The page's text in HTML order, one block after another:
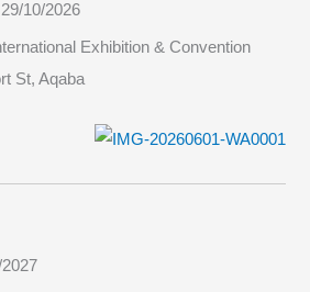
29/10/2026
Exhibition & Convention
St, Aqaba